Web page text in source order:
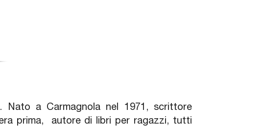
Nato a Carmagnola nel 1971, scrittore
prima, autore di libri per ragazzi, tutti